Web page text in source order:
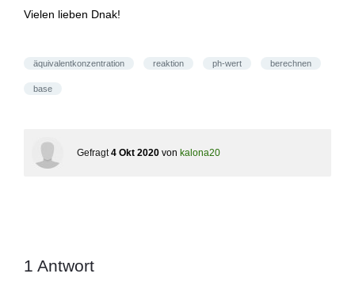
Vielen lieben Dnak!
äquivalentkonzentration reaktion ph-wert berechnen
base
Gefragt 4 Okt 2020 von kalona20
1 Antwort